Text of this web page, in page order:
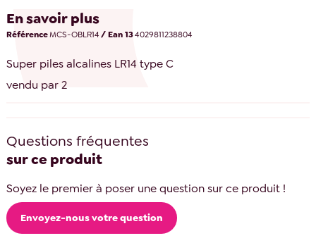
En savoir plus
RéférenceMCS-OBLR14 / Ean 134029811238804
Super piles alcalines LR14 type C
vendu par 2
Questions fréquentes
sur ce produit
Soyez le premier à poser une question sur ce produit !
Envoyez-nous votre question